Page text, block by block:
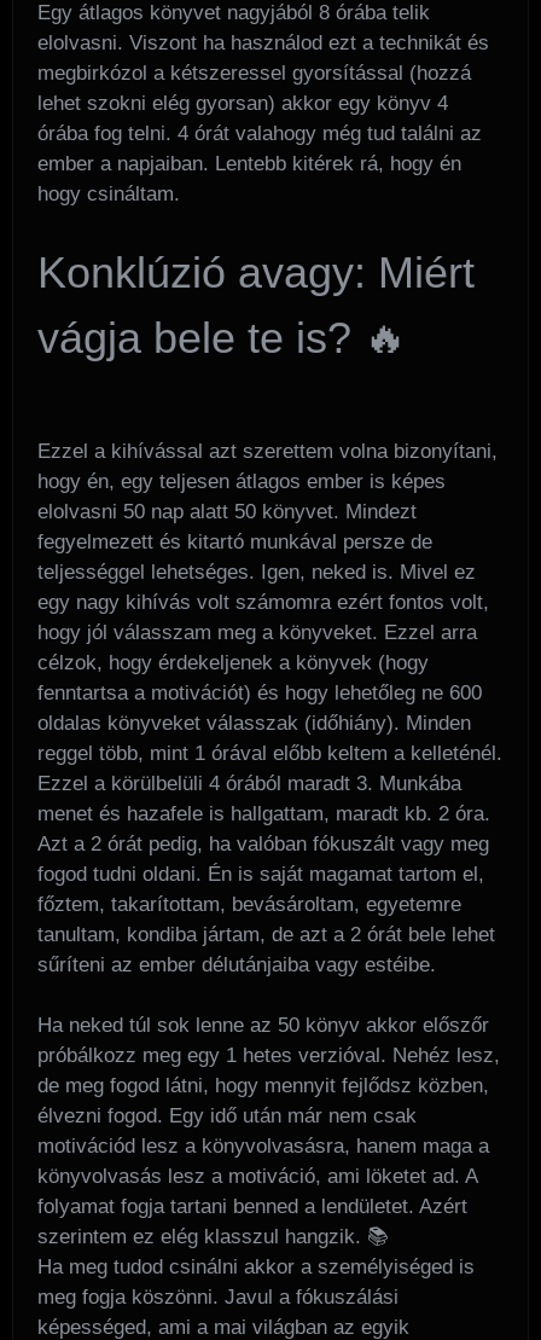
Egy átlagos könyvet nagyjából 8 órába telik
elolvasni. Viszont ha használod ezt a technikát és
megbirkózol a kétszeressel gyorsítással (hozzá
lehet szokni elég gyorsan) akkor egy könyv 4
órába fog telni. 4 órát valahogy még tud találni az
ember a napjaiban. Lentebb kitérek rá, hogy én
hogy csináltam.
Konklúzió avagy: Miért
vágja bele te is? 🔥
Ezzel a kihívással azt szerettem volna bizonyítani,
hogy én, egy teljesen átlagos ember is képes
elolvasni 50 nap alatt 50 könyvet. Mindezt
fegyelmezett és kitartó munkával persze de
teljességgel lehetséges. Igen, neked is. Mivel ez
egy nagy kihívás volt számomra ezért fontos volt,
hogy jól válasszam meg a könyveket. Ezzel arra
célzok, hogy érdekeljenek a könyvek (hogy
fenntartsa a motivációt) és hogy lehetőleg ne 600
oldalas könyveket válasszak (időhiány). Minden
reggel több, mint 1 órával előbb keltem a kelleténél.
Ezzel a körülbelüli 4 órából maradt 3. Munkába
menet és hazafele is hallgattam, maradt kb. 2 óra.
Azt a 2 órát pedig, ha valóban fókuszált vagy meg
fogod tudni oldani. Én is saját magamat tartom el,
főztem, takarítottam, bevásároltam, egyetemre
tanultam, kondiba jártam, de azt a 2 órát bele lehet
sűríteni az ember délutánjaiba vagy estéibe.
Ha neked túl sok lenne az 50 könyv akkor előszőr
próbálkozz meg egy 1 hetes verzióval. Nehéz lesz,
de meg fogod látni, hogy mennyit fejlődsz közben,
élvezni fogod. Egy idő után már nem csak
motivációd lesz a könyvolvasásra, hanem maga a
könyvolvasás lesz a motiváció, ami löketet ad. A
folyamat fogja tartani benned a lendületet. Azért
szerintem ez elég klasszul hangzik. 📚
Ha meg tudod csinálni akkor a személyiséged is
meg fogja köszönni. Javul a fókuszálási
képességed, ami a mai világban az egyik